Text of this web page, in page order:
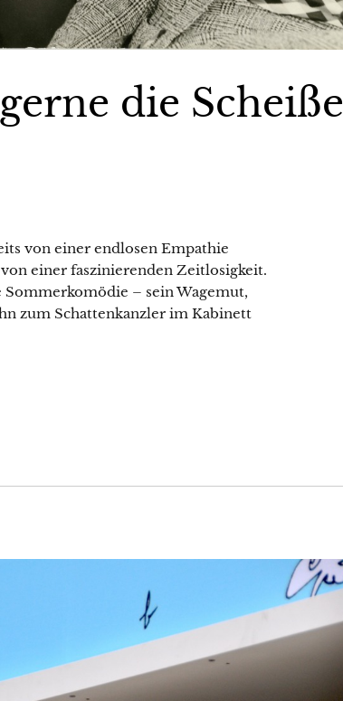
die Scheiße
von einer endlosen Empathie
einer faszinierenden Zeitlosigkeit.
– sein Wagemut,
zum Schattenkanzler im Kabinett